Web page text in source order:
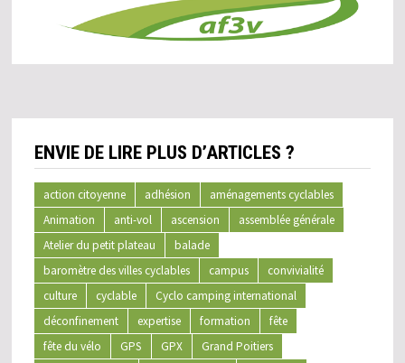
ENVIE DE LIRE PLUS D’ARTICLES ?
action citoyenne adhésion
aménagements cyclables
Animation
anti-vol ascension
assemblée générale
Atelier du petit plateau
balade
baromètre des villes cyclables
campus
convivialité
culture
cyclable
Cyclo camping international
déconfinement
expertise formation
fête
fête du vélo
GPS GPX
Grand Poitiers